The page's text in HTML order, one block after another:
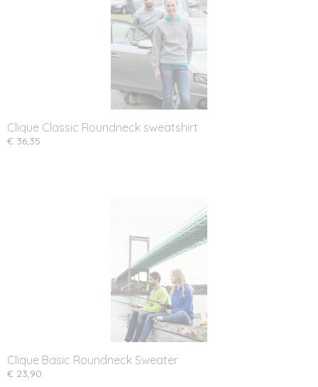
Clique Classic Roundneck sweatshirt
€ 36,35
Clique Basic Roundneck Sweater
€ 23,90